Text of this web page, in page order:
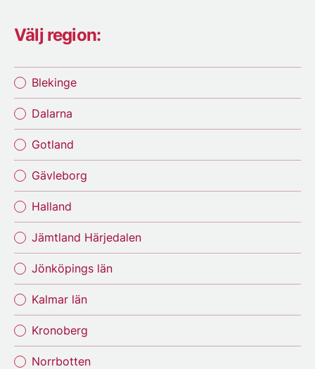
Välj region:
Blekinge
Dalarna
Gotland
Gävleborg
Halland
Jämtland Härjedalen
Jönköpings län
Kalmar län
Kronoberg
Norrbotten